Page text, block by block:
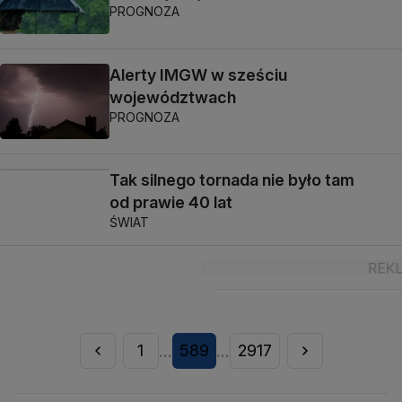
PROGNOZA
Alerty IMGW w sześciu
województwach
PROGNOZA
Tak silnego tornada nie było tam
od prawie 40 lat
ŚWIAT
1 ... 589 ... 2917